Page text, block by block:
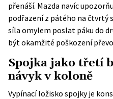
přenáší. Mazda navíc
podřazení z pátého na čtvrtý
síla omylem poslat páku do
být okamžité poškození
Spojka jako třetí
návyk v koloně
Vypínací ložisko spojky je